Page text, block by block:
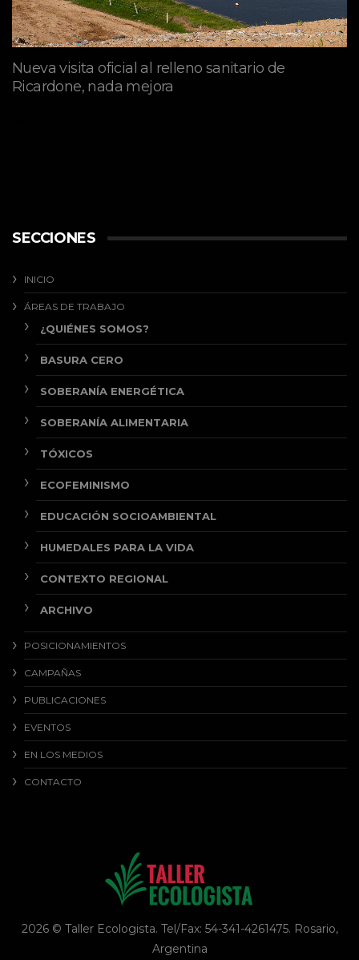
Nueva visita oficial al relleno sanitario de
Ricardone, nada mejora
SECCIONES
INICIO
ÁREAS DE TRABAJO
¿QUIÉNES SOMOS?
BASURA CERO
SOBERANÍA ENERGÉTICA
SOBERANÍA ALIMENTARIA
TÓXICOS
ECOFEMINISMO
EDUCACIÓN SOCIOAMBIENTAL
HUMEDALES PARA LA VIDA
CONTEXTO REGIONAL
ARCHIVO
POSICIONAMIENTOS
CAMPAÑAS
PUBLICACIONES
EVENTOS
EN LOS MEDIOS
CONTACTO
2026 © Taller Ecologista. Tel/Fax: 54-341-4261475. Rosario,
Argentina